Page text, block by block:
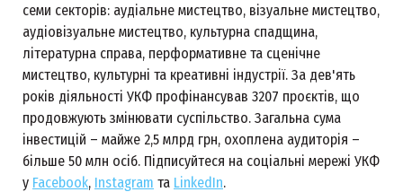
семи секторів: аудіальне мистецтво, візуальне мистецтво,
аудіовізуальне мистецтво, культурна спадщина,
літературна справа, перформативне та сценічне
мистецтво, культурні та креативні індустрії. За дев'ять
років діяльності УКФ профінансував 3207 проєктів, що
продовжують змінювати суспільство. Загальна сума
інвестицій – майже 2,5 млрд грн, охоплена аудиторія –
більше 50 млн осіб. Підписуйтеся на соціальні мережі УКФ
у Facebook, Instagram та LinkedIn.